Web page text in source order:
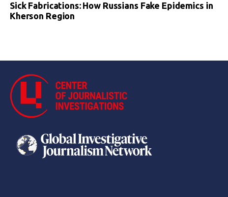
Sick Fabrications: How Russians Fake Epidemics in
Kherson Region